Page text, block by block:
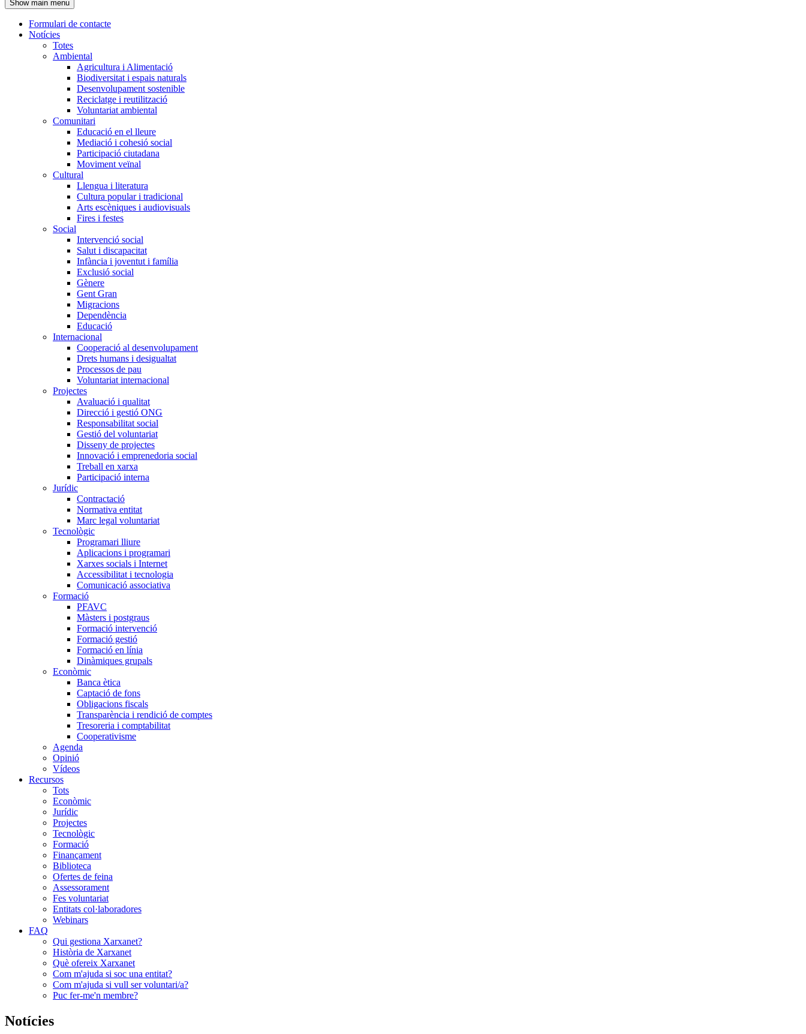
l'encapçalament
Show main menu
Navegació
principal
Formulari de contacte
Notícies
Totes
Ambiental
Agricultura i Alimentació
Biodiversitat i espais naturals
Desenvolupament sostenible
Reciclatge i reutilització
Voluntariat ambiental
Comunitari
Educació en el lleure
Mediació i cohesió social
Participació ciutadana
Moviment veïnal
Cultural
Llengua i literatura
Cultura popular i tradicional
Arts escèniques i audiovisuals
Fires i festes
Social
Intervenció social
Salut i discapacitat
Infància i joventut i família
Exclusió social
Gènere
Gent Gran
Migracions
Dependència
Educació
Internacional
Cooperació al desenvolupament
Drets humans i desigualtat
Processos de pau
Voluntariat internacional
Projectes
Avaluació i qualitat
Direcció i gestió ONG
Responsabilitat social
Gestió del voluntariat
Disseny de projectes
Innovació i emprenedoria social
Treball en xarxa
Participació interna
Jurídic
Contractació
Normativa entitat
Marc legal voluntariat
Tecnològic
Programari lliure
Aplicacions i programari
Xarxes socials i Internet
Accessibilitat i tecnologia
Comunicació associativa
Formació
PFAVC
Màsters i postgraus
Formació intervenció
Formació gestió
Formació en línia
Dinàmiques grupals
Econòmic
Banca ètica
Captació de fons
Obligacions fiscals
Transparència i rendició de comptes
Tresoreria i comptabilitat
Cooperativisme
Agenda
Opinió
Vídeos
Recursos
Tots
Econòmic
Jurídic
Projectes
Tecnològic
Formació
Finançament
Biblioteca
Ofertes de feina
Assessorament
Fes voluntariat
Entitats col·laboradores
Webinars
FAQ
Qui gestiona Xarxanet?
Història de Xarxanet
Què ofereix Xarxanet
Com m'ajuda si soc una entitat?
Com m'ajuda si vull ser voluntari/a?
Puc fer-me'n membre?
Notícies